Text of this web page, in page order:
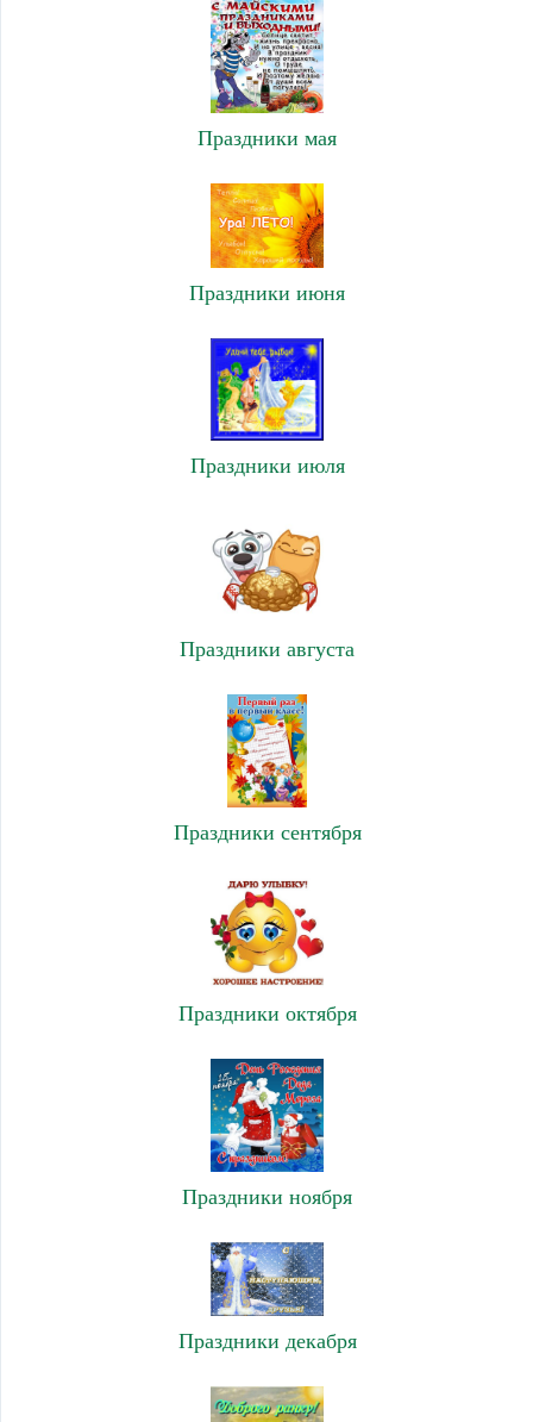
Праздники мая
Праздники июня
Праздники июля
Праздники августа
Праздники сентября
Праздники октября
Праздники ноября
Праздники декабря